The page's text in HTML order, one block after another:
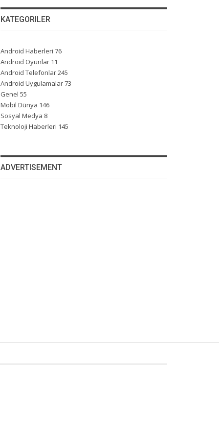
KATEGORILER
Android Haberleri 76
Android Oyunlar 11
Android Telefonlar245
Android Uygulamalar73
Genel 55
Mobil Dünya 146
Sosyal Medya 8
Teknoloji Haberleri 145
ADVERTISEMENT